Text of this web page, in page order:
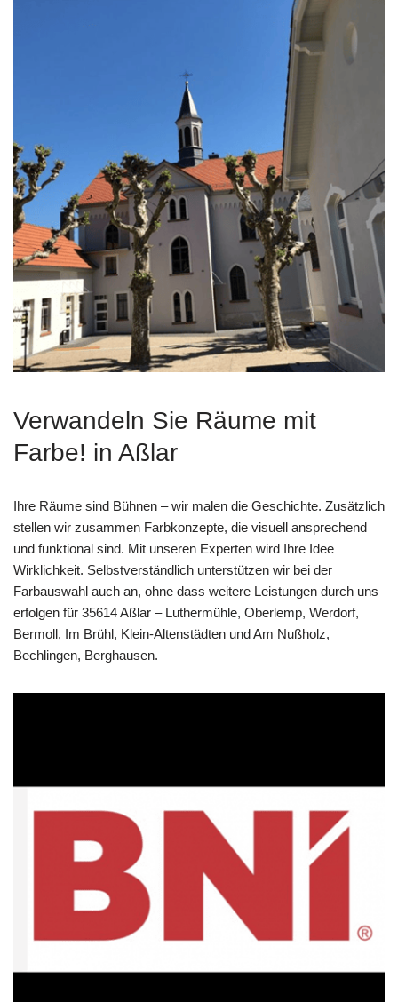
Verwandeln Sie Räume mit
Farbe! in Aßlar
Ihre Räume sind Bühnen – wir malen die Geschichte. Zusätzlich
stellen wir zusammen Farbkonzepte, die visuell ansprechend
und funktional sind. Mit unseren Experten wird Ihre Idee
Wirklichkeit. Selbstverständlich unterstützen wir bei der
Farbauswahl auch an, ohne dass weitere Leistungen durch uns
erfolgen für 35614 Aßlar – Luthermühle, Oberlemp, Werdorf,
Bermoll, Im Brühl, Klein-Altenstädten und Am Nußholz,
Bechlingen, Berghausen.